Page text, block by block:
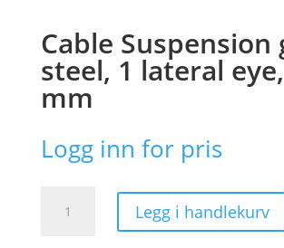
Cable Suspension
steel, 1 lateral
mm
Logg inn for pris
Suspension
Legg i handlekurv